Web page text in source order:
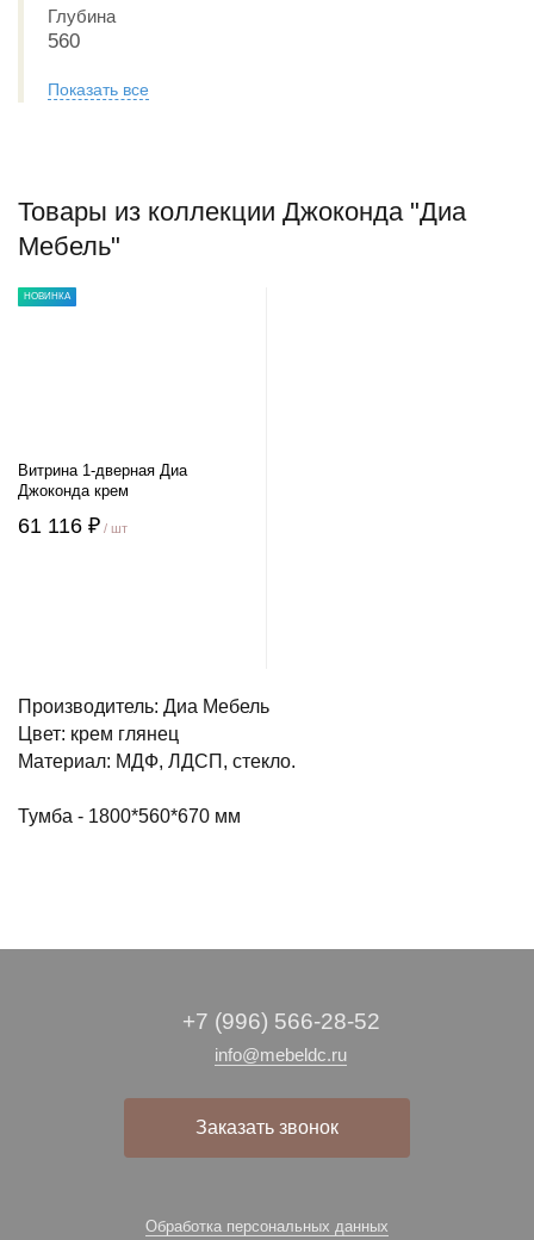
Глубина
560
Показать все
Товары из коллекции Джоконда "Диа
Мебель"
НОВИНКА
Витрина 1-дверная Диа
Джоконда крем
61 116 ₽ / шт
Производитель: Диа Мебель
Цвет: крем глянец
Материал: МДФ, ЛДСП, стекло.
Тумба - 1800*560*670 мм
+7 (996) 566-28-52
info@mebeldc.ru
Заказать звонок
Обработка персональных данных